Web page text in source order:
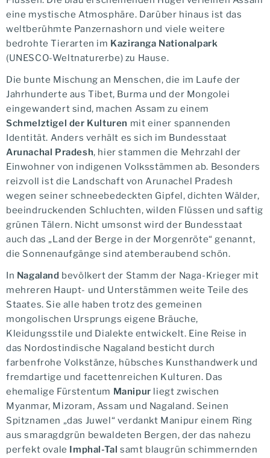
eine mystische Atmosphäre. Darüber hinaus ist das
weltberühmte Panzernashorn und viele weitere
bedrohte Tierarten im Kaziranga Nationalpark
(UNESCO-Weltnaturerbe) zu Hause.
Die bunte Mischung an Menschen, die im Laufe der
Jahrhunderte aus Tibet, Burma und der Mongolei
eingewandert sind, machen Assam zu einem
Schmelztigel der Kulturen mit einer spannenden
Identität. Anders verhält es sich im Bundesstaat
Arunachal Pradesh, hier stammen die Mehrzahl der
Einwohner von indigenen Volksstämmen ab. Besonders
reizvoll ist die Landschaft von Arunachel Pradesh
wegen seiner schneebedeckten Gipfel, dichten Wälder,
beeindruckenden Schluchten, wilden Flüssen und saftig
grünen Tälern. Nicht umsonst wird der Bundesstaat
auch das „Land der Berge in der Morgenröte“ genannt,
die Sonnenaufgänge sind atemberaubend schön.
In Nagaland bevölkert der Stamm der Naga-Krieger mit
mehreren Haupt- und Unterstämmen weite Teile des
Staates. Sie alle haben trotz des gemeinen
mongolischen Ursprungs eigene Bräuche,
Kleidungsstile und Dialekte entwickelt. Eine Reise in
das Nordostindische Nagaland besticht durch
farbenfrohe Volkstänze, hübsches Kunsthandwerk und
fremdartige und facettenreichen Kulturen. Das
ehemalige Fürstentum Manipur liegt zwischen
Myanmar, Mizoram, Assam und Nagaland. Seinen
Spitznamen „das Juwel“ verdankt Manipur einem Ring
aus smaragdgrün bewaldeten Bergen, der das nahezu
perfekt ovale Imphal-Tal samt blaugrün schimmernden